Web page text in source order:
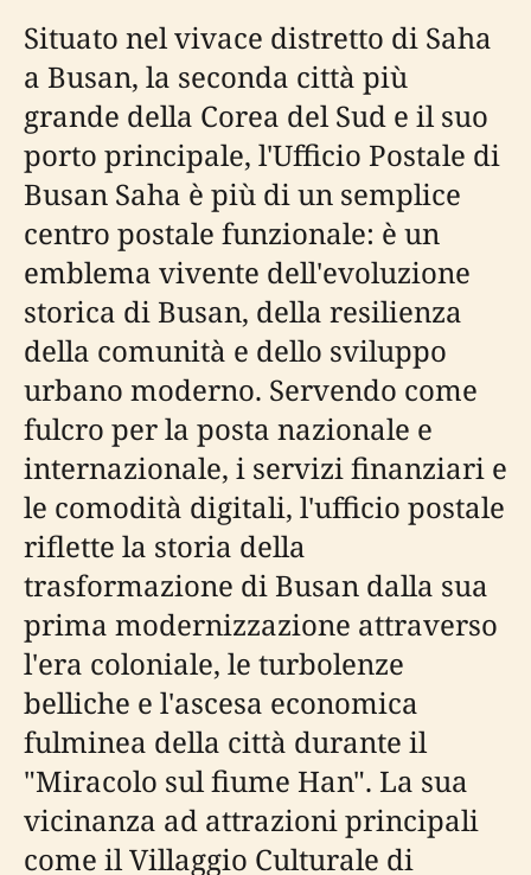
Situato nel vivace distretto di Saha
a Busan, la seconda città più
grande della Corea del Sud e il suo
porto principale, l'Ufficio Postale di
Busan Saha è più di un semplice
centro postale funzionale: è un
emblema vivente dell'evoluzione
storica di Busan, della resilienza
della comunità e dello sviluppo
urbano moderno. Servendo come
fulcro per la posta nazionale e
internazionale, i servizi finanziari e
le comodità digitali, l'ufficio postale
riflette la storia della
trasformazione di Busan dalla sua
prima modernizzazione attraverso
l'era coloniale, le turbolenze
belliche e l'ascesa economica
fulminea della città durante il
"Miracolo sul fiume Han". La sua
vicinanza ad attrazioni principali
come il Villaggio Culturale di